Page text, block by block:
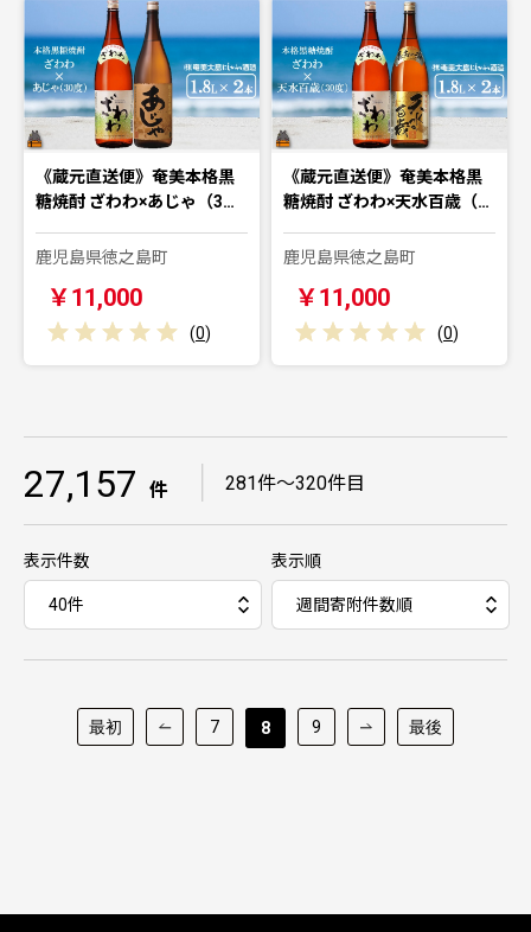
《蔵元直送便》奄美本格黒
糖焼酎 ざわわ×あじゃ（3…
鹿児島県徳之島町
￥11,000
(0)
《蔵元直送便》奄美本格黒
糖焼酎 ざわわ×天水百歳（…
鹿児島県徳之島町
￥11,000
(0)
27,157 件 281件～320件目
表示件数 表示順
最初 7 8 9 最後